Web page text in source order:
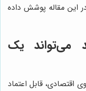
این مقاله پوشش داده
می‌تواند یک
اقتصادی، قابل اعتماد